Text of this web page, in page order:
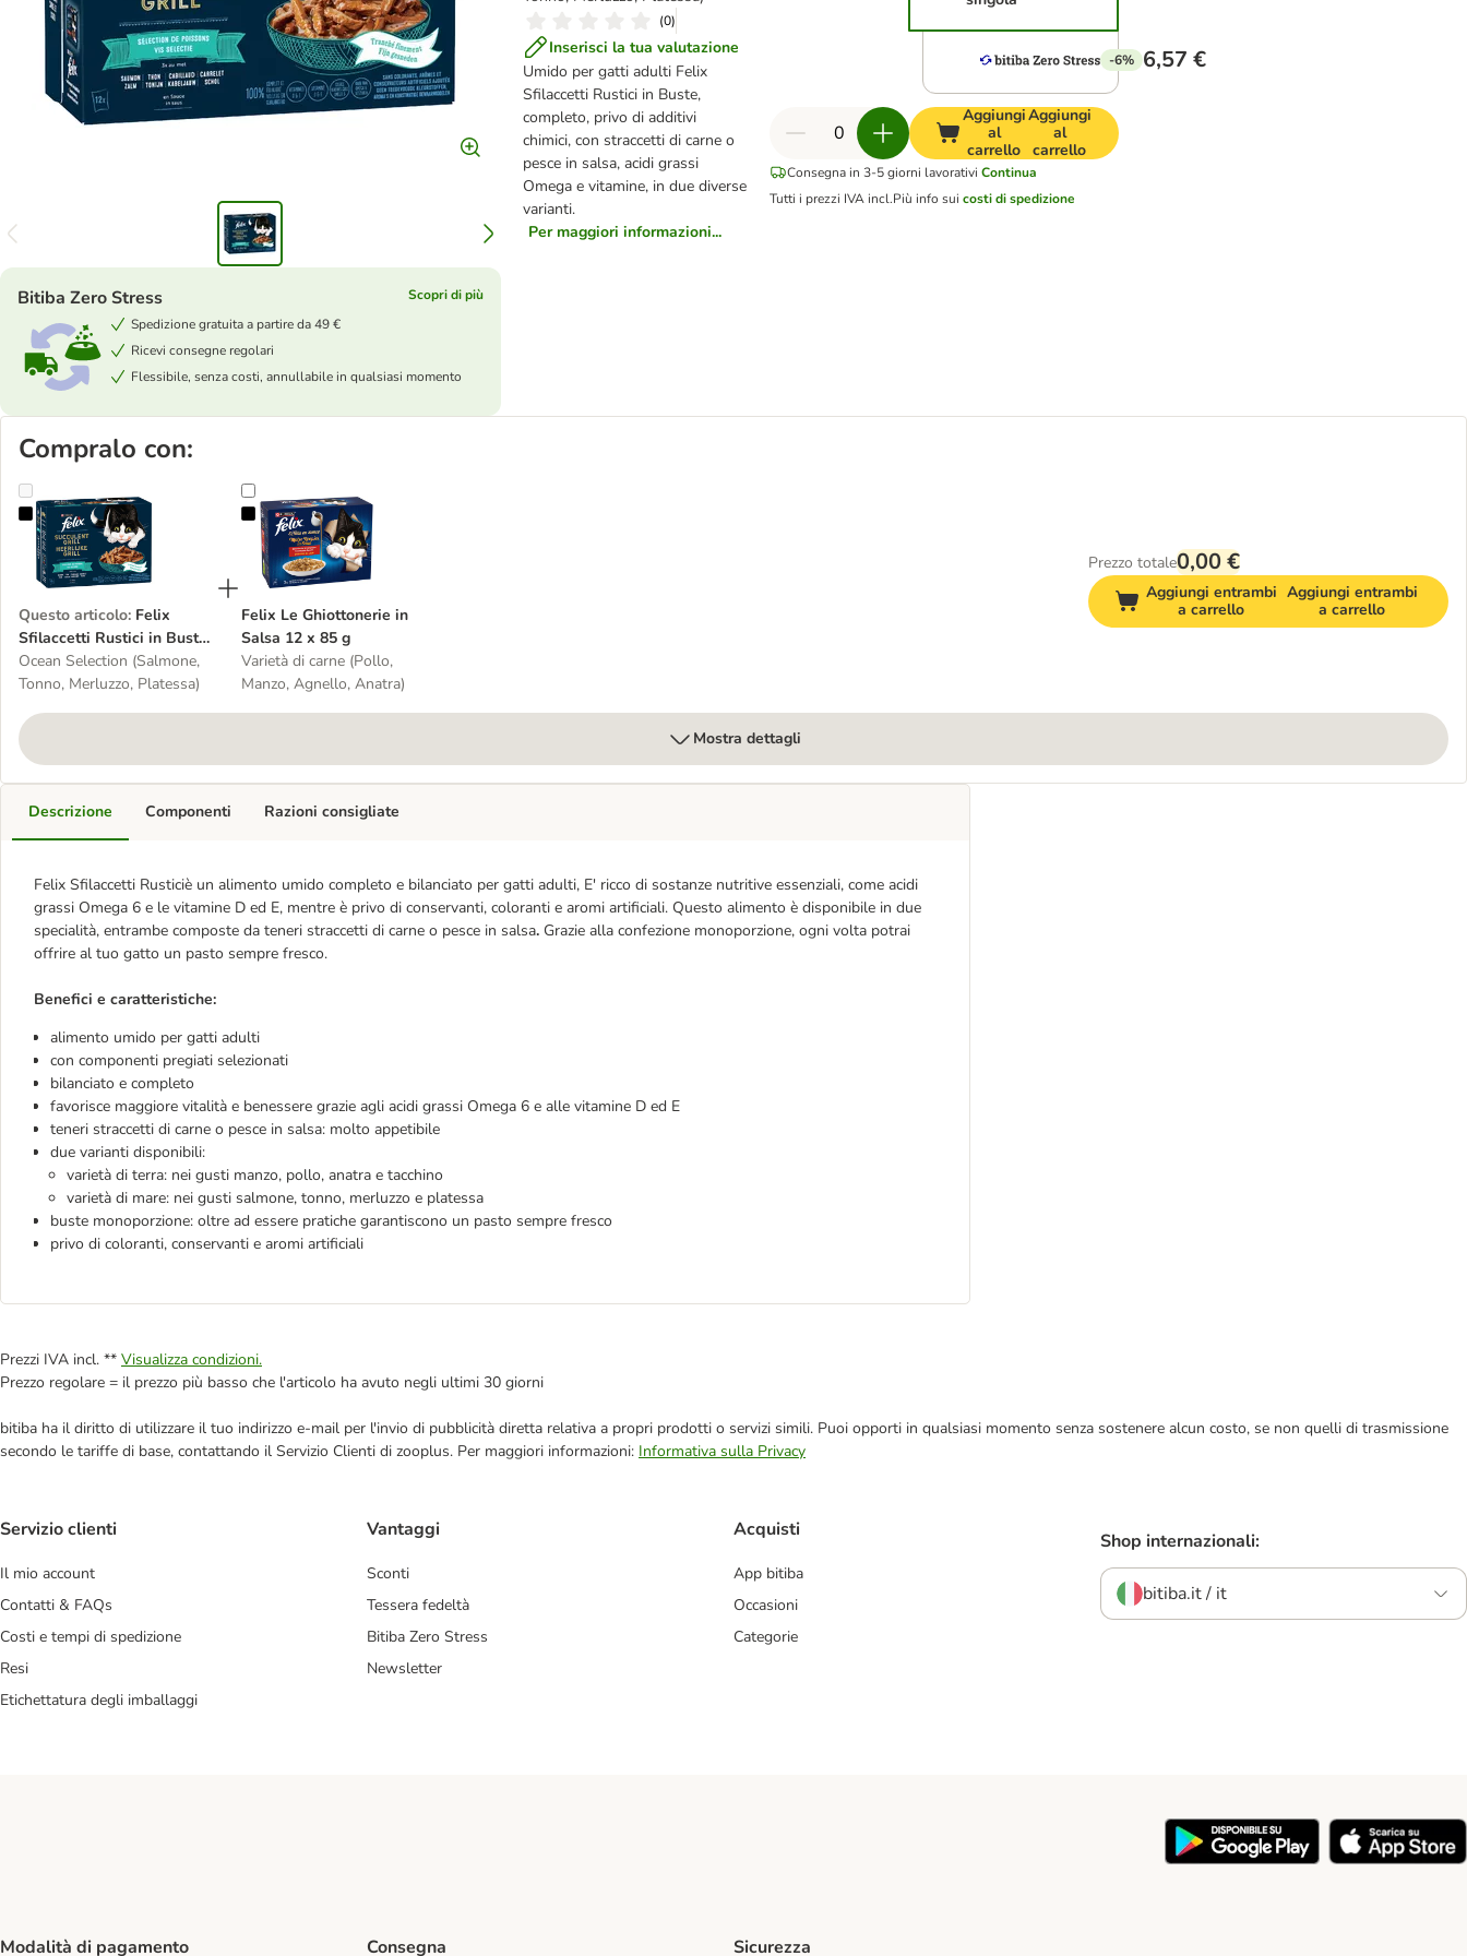
(0)
Inserisci la tua valutazione
Umido per gatti adulti Felix
Sfilaccetti Rustici in Buste,
completo, privo di additivi
chimici, con straccetti di carne o
pesce in salsa, acidi grassi
Omega e vitamine, in due diverse
varianti.
Per maggiori informazioni...
Bitiba Zero Stress
Scopri di più
Spedizione gratuita a partire da 49 €
Ricevi consegne regolari
Flessibile, senza costi, annullabile in qualsiasi momento
-6% 6,57 €
Aggiungi
al
carrello
Aggiungi
al
carrello
Consegna in 3-5 giorni lavorativi Continua
Tutti i prezzi IVA incl.Più info sui costi di spedizione
Compralo con:
Felix Sfilaccetti Rustici in Buste 12 x 80 g
Questo articolo: Felix
Sfilaccetti Rustici in Buste
12 x 80 g
Ocean Selection (Salmone,
Tonno, Merluzzo, Platessa)
Felix Le Ghiottonerie in Salsa 12 x 85 g
Felix Le Ghiottonerie in
Salsa 12 x 85 g
Varietà di carne (Pollo,
Manzo, Agnello, Anatra)
Prezzo totale0,00 €
Aggiungi entrambi
a carrello
Aggiungi entrambi
a carrello
Mostra dettagli
Descrizione
Felix Sfilaccetti Rusticiè un alimento umido completo e bilanciato per gatti adulti, E' ricco di sostanze nutritive essenziali, come acidi
grassi Omega 6 e le vitamine D ed E, mentre è privo di conservanti, coloranti e aromi artificiali. Questo alimento è disponibile in due
specialità, entrambe composte da teneri straccetti di carne o pesce in salsa. Grazie alla confezione monoporzione, ogni volta potrai
offrire al tuo gatto un pasto sempre fresco.
Benefici e caratteristiche:
alimento umido per gatti adulti
con componenti pregiati selezionati
bilanciato e completo
favorisce maggiore vitalità e benessere grazie agli acidi grassi Omega 6 e alle vitamine D ed E
teneri straccetti di carne o pesce in salsa: molto appetibile
due varianti disponibili:
varietà di terra: nei gusti manzo, pollo, anatra e tacchino
varietà di mare: nei gusti salmone, tonno, merluzzo e platessa
buste monoporzione: oltre ad essere pratiche garantiscono un pasto sempre fresco
privo di coloranti, conservanti e aromi artificiali
Componenti Razioni consigliate
Prezzi IVA incl. ** Visualizza condizioni.
Prezzo regolare = il prezzo più basso che l'articolo ha avuto negli ultimi 30 giorni
bitiba ha il diritto di utilizzare il tuo indirizzo e-mail per l'invio di pubblicità diretta relativa a propri prodotti o servizi simili. Puoi opporti in qualsiasi momento senza sostenere alcun costo, se non quelli di trasmissione
secondo le tariffe di base, contattando il Servizio Clienti di zooplus. Per maggiori informazioni: Informativa sulla Privacy
Servizio clienti
Il mio account
Contatti & FAQs
Costi e tempi di spedizione
Resi
Etichettatura degli imballaggi
Vantaggi
Sconti
Tessera fedeltà
Bitiba Zero Stress
Newsletter
Acquisti
App bitiba
Occasioni
Categorie
Shop internazionali:
bitiba.it / it
Modalità di pagamento Consegna Sicurezza